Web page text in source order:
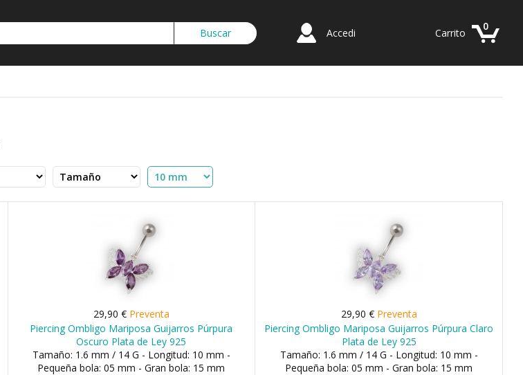
Accedi
0
Carrito
29,90 € Preventa
Piercing Ombligo Mariposa Guijarros Púrpura
Oscuro Plata de Ley 925
Tamaño: 1.6 mm / 14 G - Longitud: 10 mm -
Pequeña bola: 05 mm - Gran bola: 15 mm
29,90 € Preventa
Piercing Ombligo Mariposa Guijarros Púrpura Claro
Plata de Ley 925
Tamaño: 1.6 mm / 14 G - Longitud: 10 mm -
Pequeña bola: 05 mm - Gran bola: 15 mm